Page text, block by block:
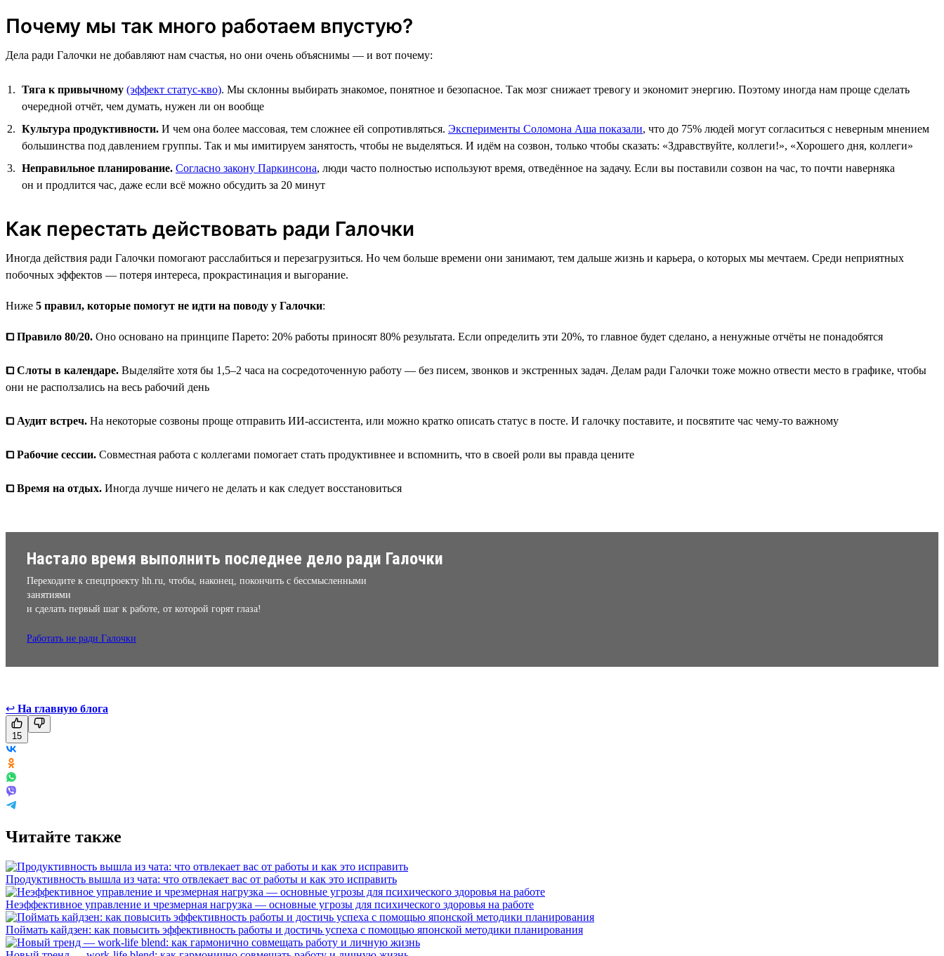
Почему мы так много работаем впустую?
Дела ради Галочки не добавляют нам счастья, но они очень объяснимы — и вот почему:
Тяга к привычному (эффект статус-кво). Мы склонны выбирать знакомое, понятное и безопасное. Так мозг снижает тревогу и экономит энергию. Поэтому иногда нам проще сделать
очередной отчёт, чем думать, нужен ли он вообще
Культура продуктивности. И чем она более массовая, тем сложнее ей сопротивляться. Эксперименты Соломона Аша показали, что до 75% людей могут согласиться с неверным мнением
большинства под давлением группы. Так и мы имитируем занятость, чтобы не выделяться. И идём на созвон, только чтобы сказать: «Здравствуйте, коллеги!», «Хорошего дня, коллеги»
Неправильное планирование. Согласно закону Паркинсона, люди часто полностью используют время, отведённое на задачу. Если вы поставили созвон на час, то почти наверняка
он и продлится час, даже если всё можно обсудить за 20 минут
Как перестать действовать ради Галочки
Иногда действия ради Галочки помогают расслабиться и перезагрузиться. Но чем больше времени они занимают, тем дальше жизнь и карьера, о которых мы мечтаем. Среди неприятных
побочных эффектов — потеря интереса, прокрастинация и выгорание.
Ниже 5 правил, которые помогут не идти на поводу у Галочки:
⧠ Правило 80/20. Оно основано на принципе Парето: 20% работы приносят 80% результата. Если определить эти 20%, то главное будет сделано, а ненужные отчёты не понадобятся
⧠ Слоты в календаре. Выделяйте хотя бы 1,5–2 часа на сосредоточенную работу — без писем, звонков и экстренных задач. Делам ради Галочки тоже можно отвести место в графике, чтобы
они не расползались на весь рабочий день
⧠ Аудит встреч. На некоторые созвоны проще отправить ИИ-ассистента, или можно кратко описать статус в посте. И галочку поставите, и посвятите час чему-то важному
⧠ Рабочие сессии. Совместная работа с коллегами помогает стать продуктивнее и вспомнить, что в своей роли вы правда цените
⧠ Время на отдых. Иногда лучше ничего не делать и как следует восстановиться
Настало время выполнить последнее дело ради Галочки
Переходите к спецпроекту hh.ru, чтобы, наконец, покончить с бессмысленными
занятиями
и сделать первый шаг к работе, от которой горят глаза!
Работать не ради Галочки
↩ На главную блога
15
Читайте также
Продуктивность вышла из чата: что отвлекает вас от работы и как это исправить
Неэффективное управление и чрезмерная нагрузка — основные угрозы для психического здоровья на работе
Поймать кайдзен: как повысить эффективность работы и достичь успеха с помощью японской методики планирования